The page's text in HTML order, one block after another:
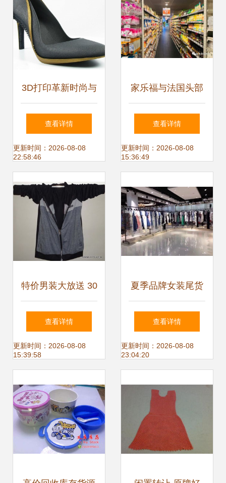
3D打印革新时尚与
日常 从服饰鞋帽到
日用百货的未来
查看详情
更新时间：2026-08-08
22:58:46
家乐福与法国头部
零售商的陈列哲学
日用百货的选址与
查看详情
更新时间：2026-08-08
15:36:49
特价男装大放送 30
元起时尚单品轻松
入手
查看详情
更新时间：2026-08-08
15:39:58
夏季品牌女装尾货
走份批发 解锁广州
服装鞋帽箱包日用
查看详情
更新时间：2026-08-08
23:04:20